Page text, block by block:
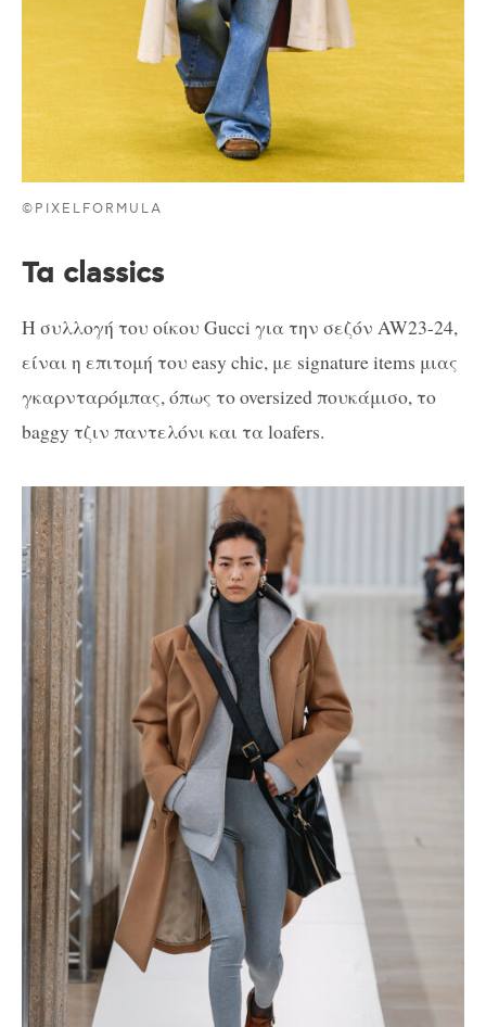
©PIXELFORMULA
Τα classics
Η συλλογή του οίκου Gucci για την σεζόν AW23-24,
είναι η επιτομή του easy chic, με signature items μιας
γκαρνταρόμπας, όπως το oversized πουκάμισο, το
baggy τζιν παντελόνι και τα loafers.